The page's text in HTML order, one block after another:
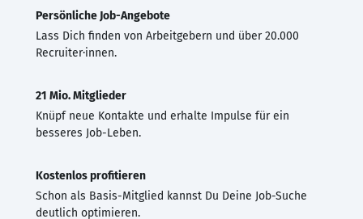
Persönliche Job-Angebote
Lass Dich finden von Arbeitgebern und über 20.000
Recruiter·innen.
21 Mio. Mitglieder
Knüpf neue Kontakte und erhalte Impulse für ein
besseres Job-Leben.
Kostenlos profitieren
Schon als Basis-Mitglied kannst Du Deine Job-Suche
deutlich optimieren.